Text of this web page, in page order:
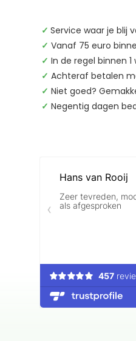
✓ Service waar je blij
✓ Vanaf 75 euro
✓ In de regel binnen
✓ Achteraf betalen
✓ Niet goed?
✓ Negentig dagen